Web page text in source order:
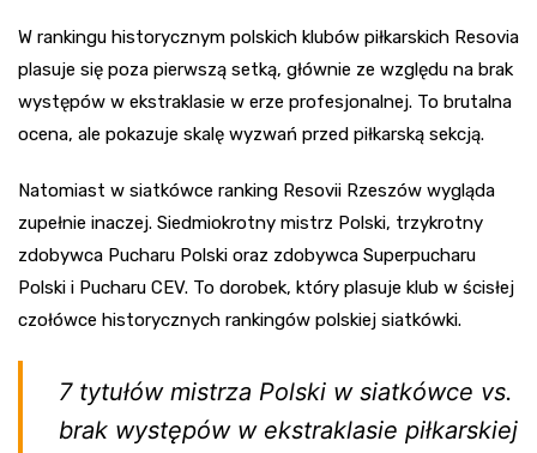
W rankingu historycznym polskich klubów piłkarskich Resovia
plasuje się poza pierwszą setką, głównie ze względu na brak
występów w ekstraklasie w erze profesjonalnej. To brutalna
ocena, ale pokazuje skalę wyzwań przed piłkarską sekcją.
Natomiast w siatkówce ranking Resovii Rzeszów wygląda
zupełnie inaczej. Siedmiokrotny mistrz Polski, trzykrotny
zdobywca Pucharu Polski oraz zdobywca Superpucharu
Polski i Pucharu CEV. To dorobek, który plasuje klub w ścisłej
czołówce historycznych rankingów polskiej siatkówki.
7 tytułów mistrza Polski w siatkówce vs.
brak występów w ekstraklasie piłkarskiej